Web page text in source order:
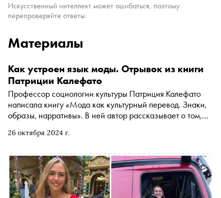
Искусственный интеллект может ошибаться, поэтому
перепроверяйте ответы.
Материалы
26 октября 2024 г.
Как устроен язык моды. Отрывок из книги
Патриции Калефато
Профессор социологии культуры Патриция Калефато
написала книгу «Мода как культурный перевод. Знаки,
образы, нарративы». В ней автор рассказывает о том,
социокультурных явлений и с поразительной точностью
«Новое литературное обозрение» «Сноб» публикует
отрывок